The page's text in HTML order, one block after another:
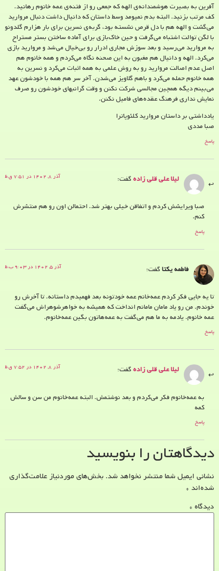
آفرین به بصیرت هوشمندانه‌‌ی الهه که جمعی رو از فتنه‌ی عمه خانوم رهانید.
کف مرتب بزنید. البته بدم نمیومد وسط داستان که دانیال داشت دنبال مروارید
می‌گشت و الهه هم با دل قرص نشسته بود، گربه‌ی نسرین برای بار هزارم گلدونو
با لگن توالت اشتباه می‌گرفت و حین خاک‌بازی برای آماده ساختن بستر مستراح
به مروارید می‌رسید و بعد سوزش مجاری ادرار رو بی‌خیال می‌شد و مروارید بازی
می‌کرد. الهه و دانیال هم مغبون به این صحنه نگاه می‌کردم و همه خانوم هم
اصل عدم اصالت مروارید رو به روش علمی به همه اثبات می‌کرد و نسرین به
همه خانوم حمله می‌کرد و باهم گلاویز می‌شدن. آخر سر هم همه با خودشون عهد
می‌بینم دیگه همچین مجالسی شرکت نکنن و وقت گرانبهای خودشون رو صرف
نمایش نداری فرهنگ عقده‌های فامیل نکنن.
یادداشتی بر داستان مروارید کلئوپاترا
صبا مددی
پاسخ
لیلا علی قلی زادهگفت: آذر ۸, ۱۴۰۲ در ۷:۵۱ ق.ظ
صبا ویرایشش کردم و اتفاقن خیلی بهتر شد. احتمالن اون رو هم منتشرش
کنم.
پاسخ
فاطمه یکتاگفت: آذر ۵, ۱۴۰۲ در ۹:۰۳ ب.ظ
تا یه جایی فکر کردم عمه‌خانم‌ عمه خودتونه بعد فهمیدم داستانه. تا آخرش رو
خوندم. من رو یاد مامان مامانم انداخت که همیشه به خواهرشوهراش می‌گفت
عمه خانوم. یادمه به ما هم می‌گفت به عمه‌هاتون بگین عمه‌خانوم.
پاسخ
لیلا علی قلی زادهگفت: آذر ۸, ۱۴۰۲ در ۷:۵۲ ق.ظ
به عمه‌خانوم فکر می‌کردم و بعد نوشتمش. البته عمه‌خانوم من سن و سالش
کمه
پاسخ
دیدگاهتان را بنویسید
نشانی ایمیل شما منتشر نخواهد شد. بخش‌های موردنیاز علامت‌گذاری
شده‌اند *
دیدگاه *